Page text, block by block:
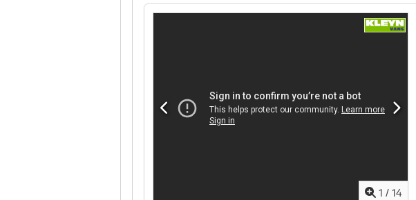
Konfiguration: 4x2, Nutzlast: 950 kg, Eigengewicht: 2550 kg,
Klimaanlage, Anzahl Airbags: 4, Scheibenwischer hinten,
Trennwand, Radio/Kassette, Carplay, GPS-Navigation, Farbe:
Seitenwand verkleidet, Dachgepäckträger: Standard,
Sitzaufstellung: 1+2, Sitzbezug: Stoff, Sitzverstellung:
Kennzeichen: VKV-36-H Achskonfiguration Reifenmaß: 245/
1: Reifen Profil links: 5 mm; Reifen Profil rechts: 5 mm Achse
Zuladung: 950 kg zGG: 3.500 kg Funktionell Höhe der
Technischer Zustand: gut Optischer Zustand: gut Schäden:
(bestelbus, 72 Monate); Fragen Sie nach weiteren
1 /14